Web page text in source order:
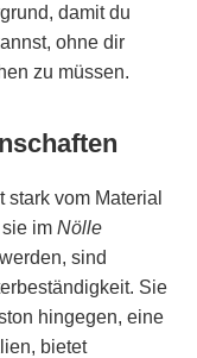
damit du
ohne dir
zu müssen.
vom Material
im Nölle
sind
Sie
hingegen, eine
bietet